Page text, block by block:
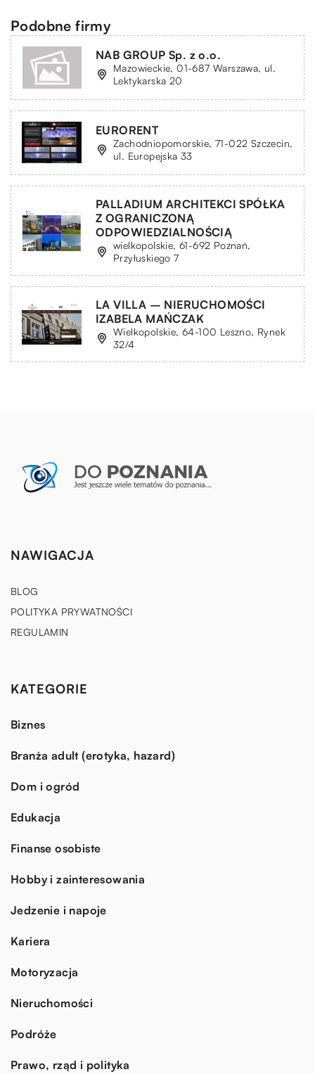
Podobne firmy
NAB GROUP Sp. z o.o.
Mazowieckie, 01-687 Warszawa, ul.
Lektykarska 20
EURORENT
Zachodniopomorskie, 71-022 Szczecin,
ul. Europejska 33
PALLADIUM ARCHITEKCI SPÓŁKA
Z OGRANICZONĄ
ODPOWIEDZIALNOŚCIĄ
wielkopolskie, 61-692 Poznań,
Przyłuskiego 7
LA VILLA – NIERUCHOMOŚCI
IZABELA MAŃCZAK
Wielkopolskie, 64-100 Leszno, Rynek
32/4
NAWIGACJA
BLOG
POLITYKA PRYWATNOŚCI
REGULAMIN
KATEGORIE
Biznes
Branża adult (erotyka, hazard)
Dom i ogród
Edukacja
Finanse osobiste
Hobby i zainteresowania
Jedzenie i napoje
Kariera
Motoryzacja
Nieruchomości
Podróże
Prawo, rząd i polityka